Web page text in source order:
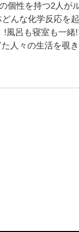
個性を持つ2人が
んな化学反応を
風呂も寝室も一
人々の生活を覗